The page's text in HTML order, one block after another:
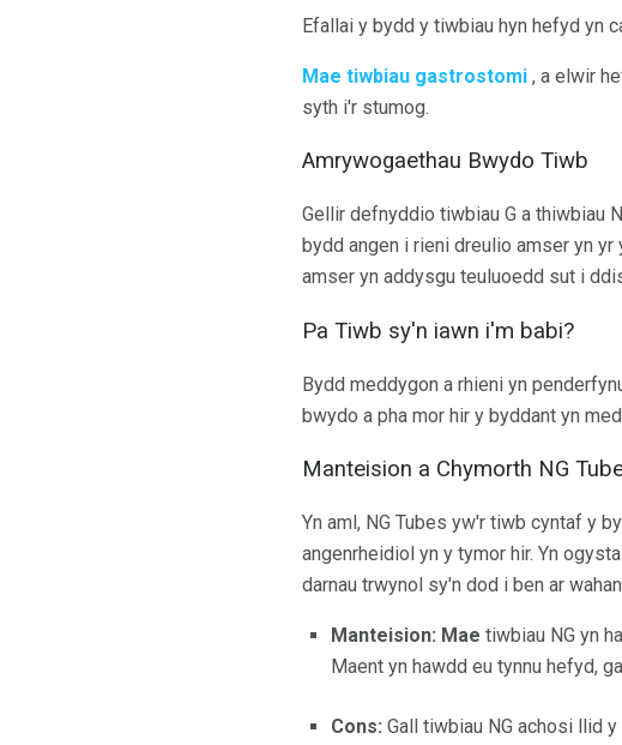
Efallai y bydd y tiwbiau hyn hefyd yn
Mae tiwbiau gastrostomi , a elwir
syth i'r stumog.
Amrywogaethau Bwydo Tiwb
Gellir defnyddio tiwbiau G a thiwbiau
bydd angen i rieni dreulio amser yn
amser yn addysgu teuluoedd sut i
Pa Tiwb sy'n iawn i'm babi?
Bydd meddygon a rhieni yn
bwydo a pha mor hir y byddant yn
Manteision a Chymorth NG
Yn aml, NG Tubes yw'r tiwb cyntaf y
angenrheidiol yn y tymor hir. Yn
darnau trwynol sy'n dod i ben ar
Manteision: Mae tiwbiau NG yn
Maent yn hawdd eu tynnu hefyd,
Cons: Gall tiwbiau NG achosi llid